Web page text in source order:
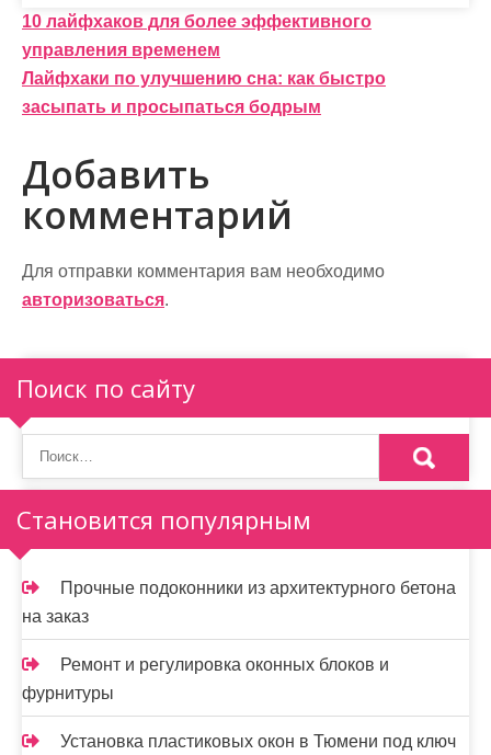
Н
а
в
и
г
а
ц
и
я
п
о
з
а
п
и
с
я
м
10 лайфхаков для более эффективного
управления временем
Лайфхаки по улучшению сна: как быстро
засыпать и просыпаться бодрым
Добавить
комментарий
Для отправки комментария вам необходимо
авторизоваться.
Поиск по сайту
Становится популярным
Прочные подоконники из архитектурного бетона
на заказ
Ремонт и регулировка оконных блоков и
фурнитуры
Установка пластиковых окон в Тюмени под ключ